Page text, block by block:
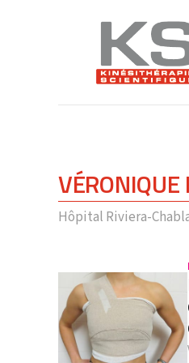
VÉRONIQUE
Hôpital Riviera-